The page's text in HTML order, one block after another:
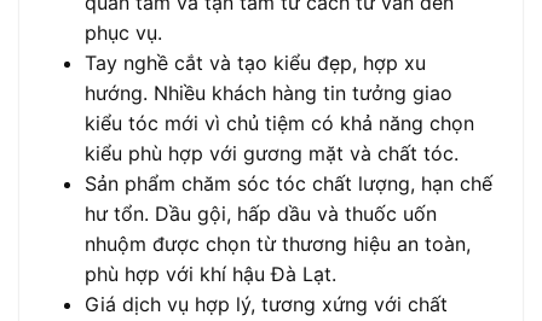
phục vụ.
Tay nghề cắt và tạo kiểu đẹp, hợp xu
hướng. Nhiều khách hàng tin tưởng giao
kiểu tóc mới vì chủ tiệm có khả năng chọn
kiểu phù hợp với gương mặt và chất tóc.
Sản phẩm chăm sóc tóc chất lượng, hạn chế
hư tổn. Dầu gội, hấp dầu và thuốc uốn
nhuộm được chọn từ thương hiệu an toàn,
phù hợp với khí hậu Đà Lạt.
Giá dịch vụ hợp lý, tương xứng với chất